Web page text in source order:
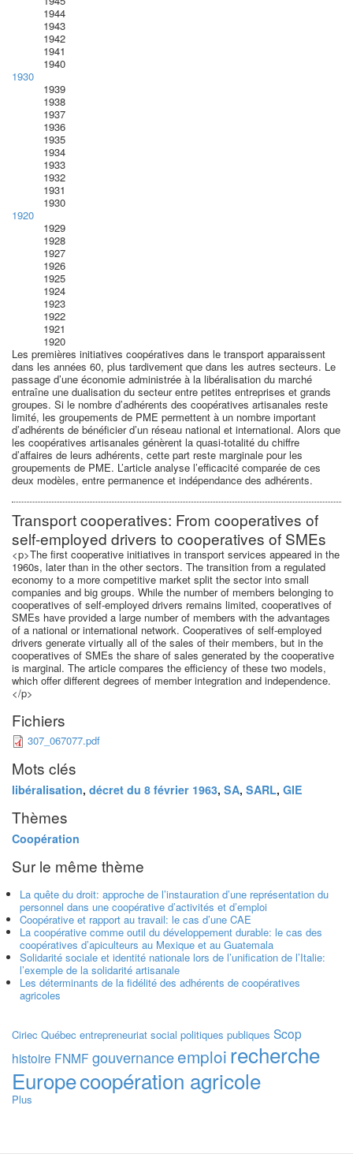
1944
1943
1942
1941
1940
1930
1939
1938
1937
1936
1935
1934
1933
1932
1931
1930
1920
1929
1928
1927
1926
1925
1924
1923
1922
1921
1920
Les premières initiatives coopératives dans le transport apparaissent
dans les années 60, plus tardivement que dans les autres secteurs. Le
passage d’une économie administrée à la libéralisation du marché
entraîne une dualisation du secteur entre petites entreprises et grands
groupes. Si le nombre d’adhérents des coopératives artisanales reste
limité, les groupements de PME permettent à un nombre important
d’adhérents de bénéficier d’un réseau national et international. Alors que
les coopératives artisanales génèrent la quasi-totalité du chiffre
d’affaires de leurs adhérents, cette part reste marginale pour les
groupements de PME. L’article analyse l’efficacité comparée de ces
deux modèles, entre permanence et indépendance des adhérents.
Transport cooperatives: From cooperatives of
self-employed drivers to cooperatives of SMEs
<p>The first cooperative initiatives in transport services appeared in the
1960s, later than in the other sectors. The transition from a regulated
economy to a more competitive market split the sector into small
companies and big groups. While the number of members belonging to
cooperatives of self-employed drivers remains limited, cooperatives of
SMEs have provided a large number of members with the advantages
of a national or international network. Cooperatives of self-employed
drivers generate virtually all of the sales of their members, but in the
cooperatives of SMEs the share of sales generated by the cooperative
is marginal. The article compares the efficiency of these two models,
which offer different degrees of member integration and independence.
</p>
Fichiers
307_067077.pdf
Mots clés
libéralisation, décret du 8 février 1963, SA, SARL, GIE
Thèmes
Coopération
Sur le même thème
La quête du droit: approche de l’instauration d’une représentation du
personnel dans une coopérative d’activités et d’emploi
Coopérative et rapport au travail: le cas d’une CAE
La coopérative comme outil du développement durable: le cas des
coopératives d’apiculteurs au Mexique et au Guatemala
Solidarité sociale et identité nationale lors de l’unification de l’Italie:
l’exemple de la solidarité artisanale
Les déterminants de la fidélité des adhérents de coopératives
agricoles
Ciriec Québec entrepreneuriat social politiques publiques Scop
histoire FNMF gouvernanceemploi recherche
Europecoopération agricole
Plus